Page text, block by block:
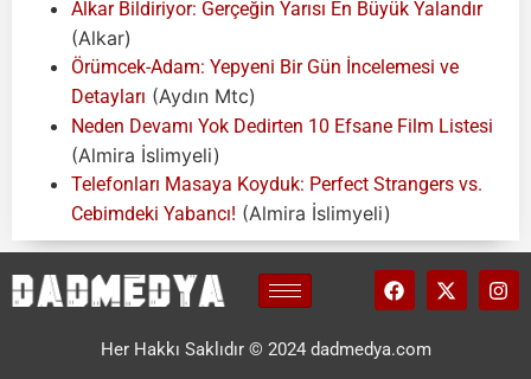
Alkar Bildiriyor: Gerçeğin Yarısı En Büyük Yalandır
(Alkar)
Örümcek-Adam: Yepyeni Bir Gün İncelemesi ve
Detayları (Aydın Mtc)
Neden Devamı Yok Dedirten 10 Efsane Film Listesi
(Almira İslimyeli)
Telefonları Masaya Koyduk: Perfect Strangers vs.
Cebimdeki Yabancı! (Almira İslimyeli)
Her Hakkı Saklıdır © 2024 dadmedya.com